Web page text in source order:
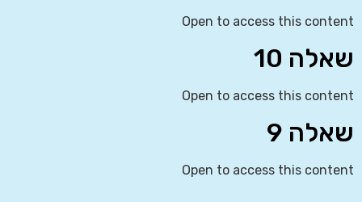
Open to access this content
שאלה 10
Open to access this content
שאלה 9
Open to access this content